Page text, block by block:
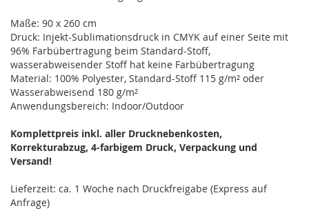
Maße: 90 x 260 cm
Druck: Injekt-Sublimationsdruck in CMYK auf einer Seite mit
96% Farbübertragung beim Standard-Stoff,
wasserabweisender Stoff hat keine Farbübertragung
Material: 100% Polyester, Standard-Stoff 115 g/m² oder
Wasserabweisend 180 g/m²
Anwendungsbereich: Indoor/Outdoor
Komplettpreis inkl. aller Drucknebenkosten,
Korrekturabzug, 4-farbigem Druck, Verpackung und
Versand!
Lieferzeit: ca. 1 Woche nach Druckfreigabe (Express auf
Anfrage)